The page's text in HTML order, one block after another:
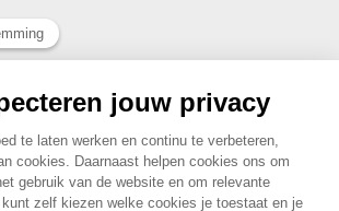
Het Geheim | Alle rechten voorbehouden |
en hosting door Madoo|Sitemap